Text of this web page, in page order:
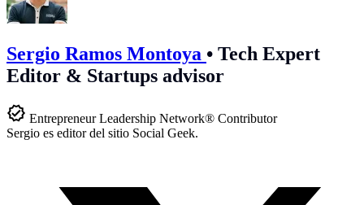
Sergio Ramos Montoya • Tech Expert
Editor & Startups advisor
Entrepreneur Leadership Network® Contributor
Sergio es editor del sitio Social Geek.